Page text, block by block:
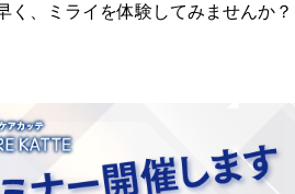
く、ミライを体験してみませんか？